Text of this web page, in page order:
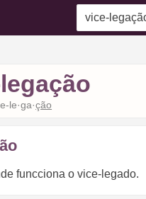
le·ga·ção
funcciona o vice-legado.